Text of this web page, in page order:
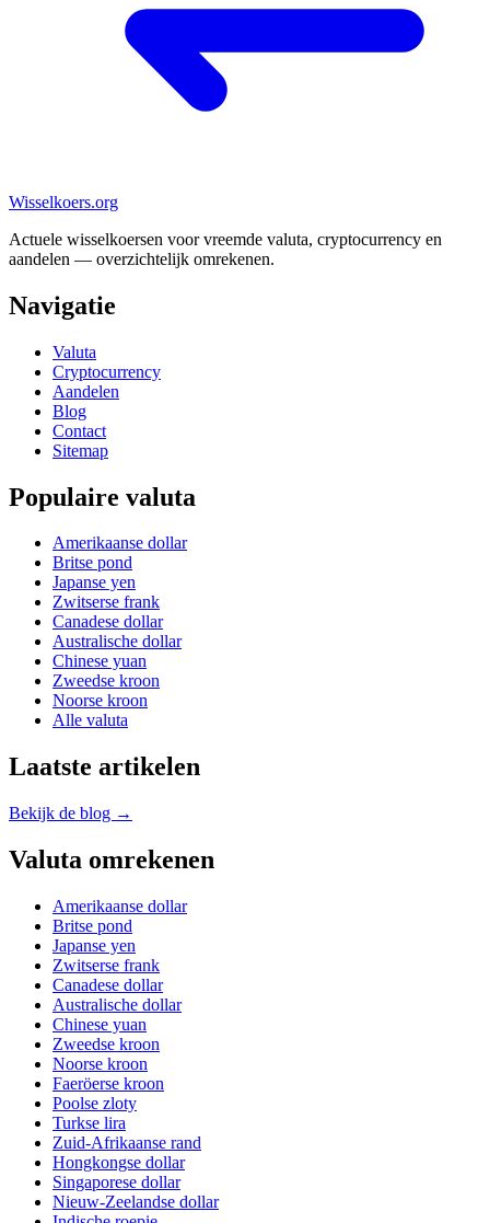
Wisselkoers.org
Actuele wisselkoersen voor vreemde valuta, cryptocurrency en
aandelen — overzichtelijk omrekenen.
Navigatie
Valuta
Cryptocurrency
Aandelen
Blog
Contact
Sitemap
Populaire valuta
Amerikaanse dollar
Britse pond
Japanse yen
Zwitserse frank
Canadese dollar
Australische dollar
Chinese yuan
Zweedse kroon
Noorse kroon
Alle valuta
Laatste artikelen
Bekijk de blog →
Valuta omrekenen
Amerikaanse dollar
Britse pond
Japanse yen
Zwitserse frank
Canadese dollar
Australische dollar
Chinese yuan
Zweedse kroon
Noorse kroon
Faeröerse kroon
Poolse zloty
Turkse lira
Zuid-Afrikaanse rand
Hongkongse dollar
Singaporese dollar
Nieuw-Zeelandse dollar